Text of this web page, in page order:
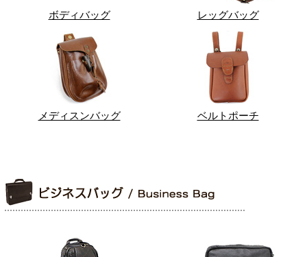
ボディバッグ レッグバッグ
メディスンバッグ ベルトポーチ